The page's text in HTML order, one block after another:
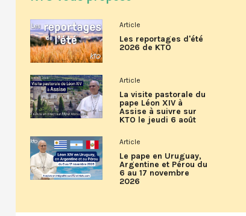
Article
Les reportages d'été
2026 de KTO
Article
La visite pastorale du
pape Léon XIV à
Assise à suivre sur
KTO le jeudi 6 août
Article
Le pape en Uruguay,
Argentine et Pérou du
6 au 17 novembre
2026